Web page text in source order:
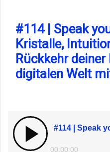
#114 | Speak
Kristalle,
Rückkehr
digitalen Welt
00:00:00